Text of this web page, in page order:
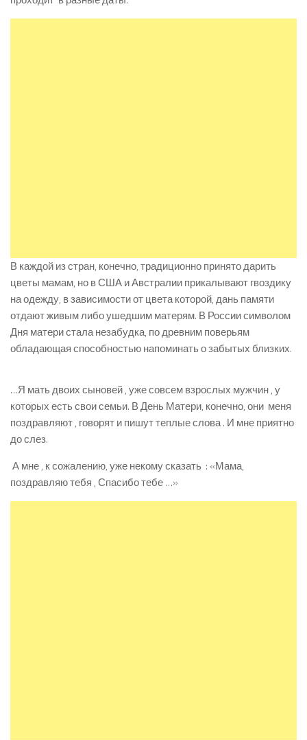
В каждой из стран, конечно, традиционно принято дарить
цветы мамам, но в США и Австралии прикалывают гвоздику
на одежду, в зависимости от цвета которой, дань памяти
отдают живым либо ушедшим матерям. В России символом
Дня матери стала незабудка, по древним поверьям
обладающая способностью напоминать о забытых близких.
…Я мать двоих сыновей , уже совсем взрослых мужчин , у
которых есть свои семьи. В День Матери, конечно, они меня
поздравляют , говорят и пишут теплые слова . И мне приятно
до слез.
А мне , к сожалению, уже некому сказать : «Мама,
поздравляю тебя , Спасибо тебе …»